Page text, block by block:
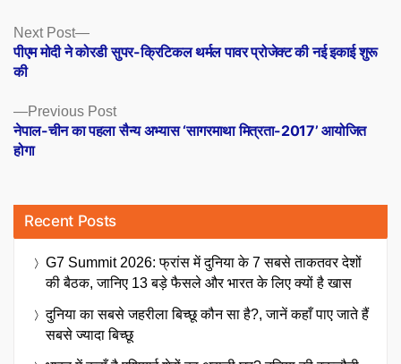
Posts
navigation
Previous PostPrevious
post:
नेपाल-चीन का पहला सैन्य अभ्यास ‘सागरमाथा मित्रता-2017’ आयोजित
होगा
Next Post
Next
post:
पीएम मोदी ने कोरडी सुपर-क्रिटिकल थर्मल पावर प्रोजेक्ट की नई इकाई शुरू
की
Recent Posts
G7 Summit 2026: फ्रांस में दुनिया के 7 सबसे ताकतवर देशों
की बैठक, जानिए 13 बड़े फैसले और भारत के लिए क्यों है खास
दुनिया का सबसे जहरीला बिच्छू कौन सा है?, जानें कहाँ पाए जाते हैं
सबसे ज्यादा बिच्छू